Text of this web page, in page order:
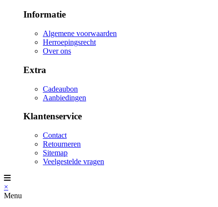
Informatie
Algemene voorwaarden
Herroepingsrecht
Over ons
Extra
Cadeaubon
Aanbiedingen
Klantenservice
Contact
Retourneren
Sitemap
Veelgestelde vragen
×
Menu